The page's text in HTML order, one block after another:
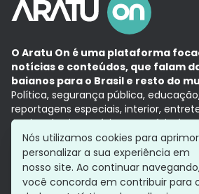
O Aratu On é uma plataforma
notícias e conteúdos, que falam
baianos para o Brasil e resto do
Política, segurança pública,
reportagens especiais, interior,
Aqui, tudo vira notícia e a notícia é
com a credibilidade do Grupo Aratu.
Grupo Aratu
Política de privacidade
Nós utilizamos cookies para
personalizar a sua experiência em
nosso site. Ao continuar
você concorda em contribuir para